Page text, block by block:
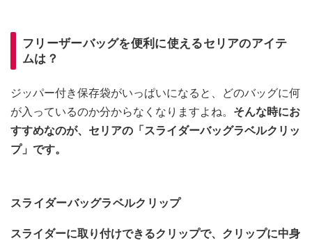
フリーザーバッグを便利に使えるセリアのアイテ
ムは？
ジッパー付き保存袋がいっぱいになると、どのバッグに何
が入っているのか分からなくなりますよね。 そんな時にお
すすめなのが、セリアの「スライダーバッグラベルクリッ
プ」です。
スライダーバッグラベルクリップ
スライダーに取り付けできるクリップで、クリップに中身